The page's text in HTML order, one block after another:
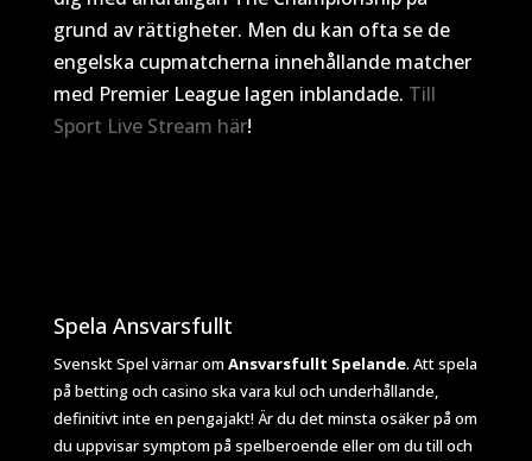
grund av rättigheter. Men du kan ofta se de
engelska cupmatcherna innehållande matcher
med Premier League lagen inblandade. Till
Sport Live Stream här!
Spela Ansvarsfullt
Svenskt Spel värnar om Ansvarsfullt Spelande. Att spela
på betting och casino ska vara kul och underhållande,
definitivt inte en pengajakt! Är du det minsta osäker på om
du uppvisar symptom på spelberoende eller om du till och